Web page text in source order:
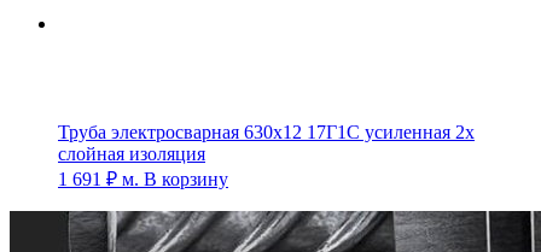
Труба электросварная 630х12 17Г1С усиленная 2х
слойная изоляция
1 691 ₽ м. В корзину